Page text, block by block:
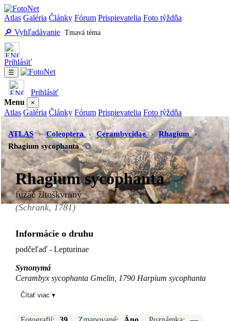
Atlas Galéria Články Fórum Prispievatelia Foto týždňa
🔎 Vyhľadávanie Tmavá téma
Prihlásiť
☰
Prihlásiť
Menu
×
Atlas Galéria Články Fórum Prispievatelia Foto týždňa
Vyhľadávanie
Tmavá téma
ATLAS › Coleoptera › Cerambycidae › Rhagium ›
Rhagium sycophanta
Rhagium sycophanta
fuzáč žltoškvrnný
(Schrank, 1781)
Informácie o druhu
podčeľaď - Lepturinae
Synonymá
Cerambyx sycophanta Gmelin, 1790 Harpium sycophanta
Rhagium grandiceps C.G.Thomson, 1866 Rhagium mordax
Müller, 1890 Stenocorus cephalotes Voet, 1806 Stenocorus
Čítať viac ▾